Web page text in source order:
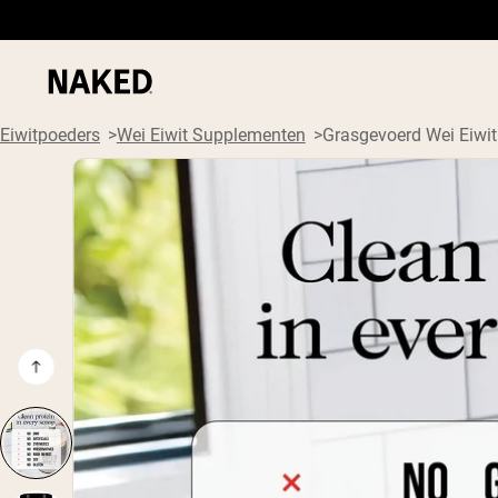
Populaire Zoektermen
”Protein Powder“
”Overnight Oats“
”Vegan protein“
”Collagen“
”Micellar Casein“
PROTEIN
Eiwitpoeders Wei Eiwit Supplementen Grasgevoerd Wei